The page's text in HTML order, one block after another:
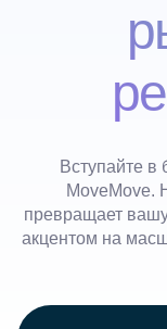
Вступайте в
MoveMove.
превращает
акцентом на